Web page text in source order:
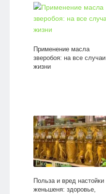
Применение масла
зверобоя: на все случаи
жизни
Польза и вред настойки
женьшеня: здоровье,